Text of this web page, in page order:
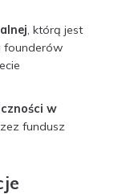
, którą jest
founderów
w
fundusz